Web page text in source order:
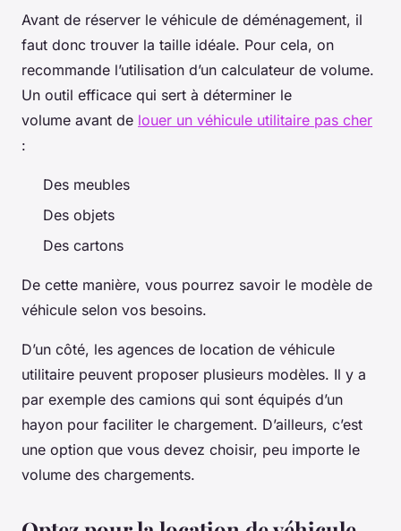
Avant de réserver le véhicule de déménagement, il
faut donc trouver la taille idéale. Pour cela, on
recommande l’utilisation d’un calculateur de volume.
Un outil efficace qui sert à déterminer le
volume avant de louer un véhicule utilitaire pas cher
:
Des meubles
Des objets
Des cartons
De cette manière, vous pourrez savoir le modèle de
véhicule selon vos besoins.
D’un côté, les agences de location de véhicule
utilitaire peuvent proposer plusieurs modèles. Il y a
par exemple des camions qui sont équipés d’un
hayon pour faciliter le chargement. D’ailleurs, c’est
une option que vous devez choisir, peu importe le
volume des chargements.